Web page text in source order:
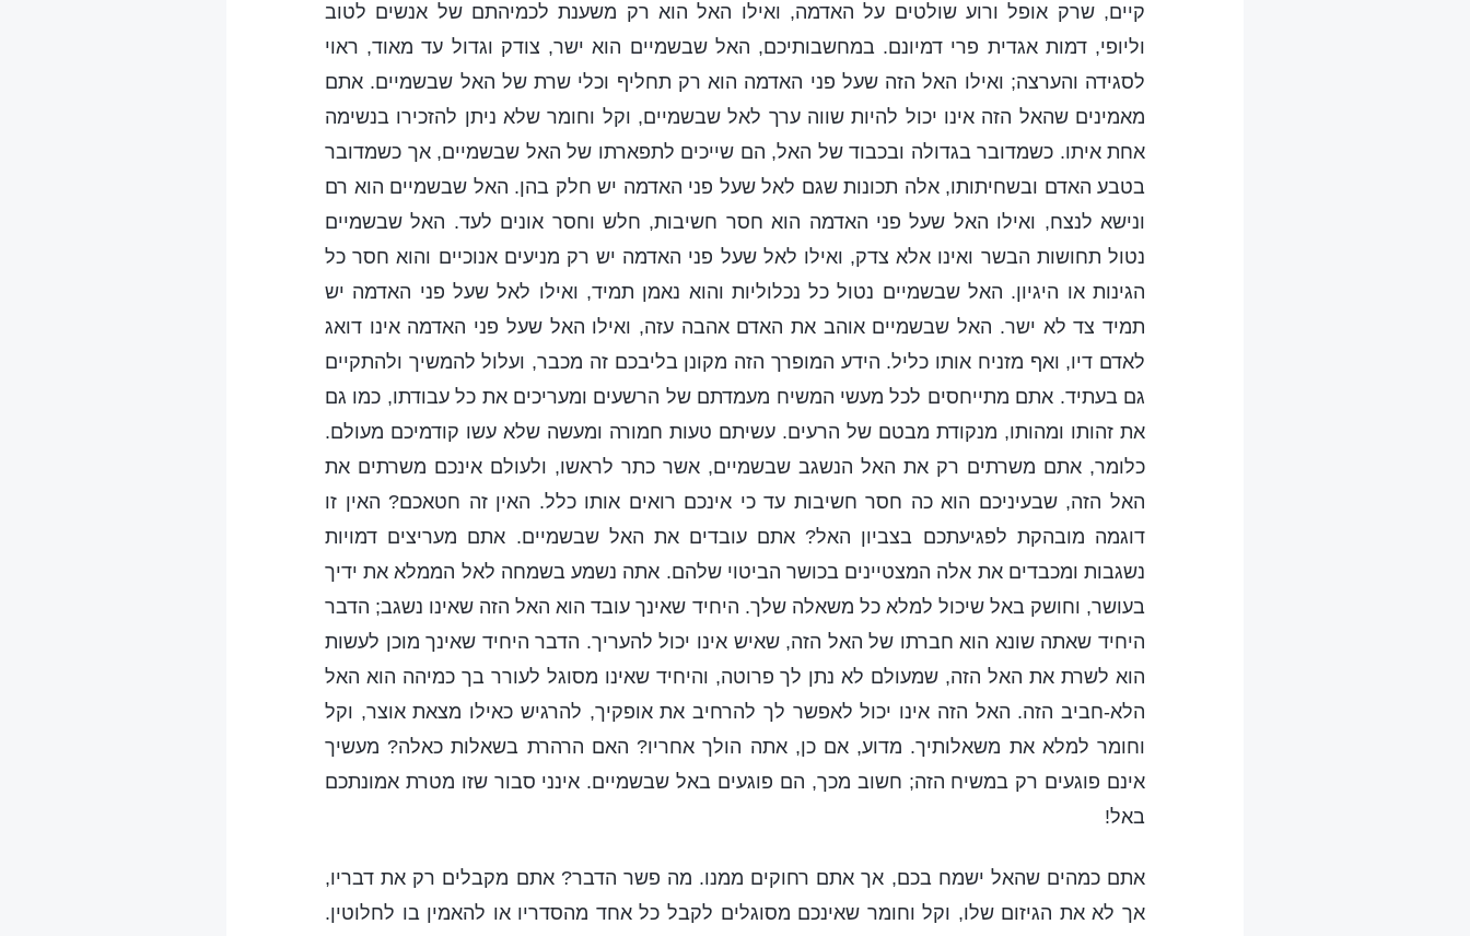
קיים, שרק אופל ורוע שולטים על האדמה, ואילו האל הוא רק משענת לכמיהתם של אנשים לטוב
וליופי, דמות אגדית פרי דמיונם. במחשבותיכם, האל שבשמיים הוא ישר, צודק וגדול עד מאוד, ראוי
לסגידה והערצה; ואילו האל הזה שעל פני האדמה הוא רק תחליף וכלי שרת של האל שבשמיים. אתם
מאמינים שהאל הזה אינו יכול להיות שווה ערך לאל שבשמיים, וקל וחומר שלא ניתן להזכירו בנשימה
אחת איתו. כשמדובר בגדולה ובכבוד של האל, הם שייכים לתפארתו של האל שבשמיים, אך כשמדובר
בטבע האדם ובשחיתותו, אלה תכונות שגם לאל שעל פני האדמה יש חלק בהן. האל שבשמיים הוא רם
ונישא לנצח, ואילו האל שעל פני האדמה הוא חסר חשיבות, חלש וחסר אונים לעד. האל שבשמיים
נטול תחושות הבשר ואינו אלא צדק, ואילו לאל שעל פני האדמה יש רק מניעים אנוכיים והוא חסר כל
הגינות או היגיון. האל שבשמיים נטול כל נכלוליות והוא נאמן תמיד, ואילו לאל שעל פני האדמה יש
תמיד צד לא ישר. האל שבשמיים אוהב את האדם אהבה עזה, ואילו האל שעל פני האדמה אינו דואג
לאדם דיו, ואף מזניח אותו כליל. הידע המופרך הזה מקונן בליבכם זה מכבר, ועלול להמשיך ולהתקיים
גם בעתיד. אתם מתייחסים לכל מעשי המשיח מעמדתם של הרשעים ומעריכים את כל עבודתו, כמו גם
את זהותו ומהותו, מנקודת מבטם של הרעים. עשיתם טעות חמורה ומעשה שלא עשו קודמיכם מעולם.
כלומר, אתם משרתים רק את האל הנשגב שבשמיים, אשר כתר לראשו, ולעולם אינכם משרתים את
האל הזה, שבעיניכם הוא כה חסר חשיבות עד כי אינכם רואים אותו כלל. האין זה חטאכם? האין זו
דוגמה מובהקת לפגיעתכם בצביון האל? אתם עובדים את האל שבשמיים. אתם מעריצים דמויות
נשגבות ומכבדים את אלה המצטיינים בכושר הביטוי שלהם. אתה נשמע בשמחה לאל הממלא את ידיך
בעושר, וחושק באל שיכול למלא כל משאלה שלך. היחיד שאינך עובד הוא האל הזה שאינו נשגב; הדבר
היחיד שאתה שונא הוא חברתו של האל הזה, שאיש אינו יכול להעריך. הדבר היחיד שאינך מוכן לעשות
הוא לשרת את האל הזה, שמעולם לא נתן לך פרוטה, והיחיד שאינו מסוגל לעורר בך כמיהה הוא האל
הלא-חביב הזה. האל הזה אינו יכול לאפשר לך להרחיב את אופקיך, להרגיש כאילו מצאת אוצר, וקל
וחומר למלא את משאלותיך. מדוע, אם כן, אתה הולך אחריו? האם הרהרת בשאלות כאלה? מעשיך
אינם פוגעים רק במשיח הזה; חשוב מכך, הם פוגעים באל שבשמיים. אינני סבור שזו מטרת אמונתכם
באל!
אתם כמהים שהאל ישמח בכם, אך אתם רחוקים ממנו. מה פשר הדבר? אתם מקבלים רק את דבריו,
אך לא את הגיזום שלו, וקל וחומר שאינכם מסוגלים לקבל כל אחד מהסדריו או להאמין בו לחלוטין.